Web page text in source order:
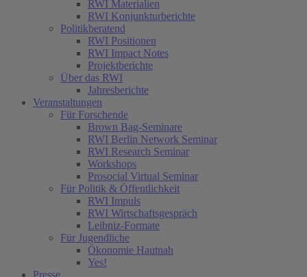
RWI Materialien
RWI Konjunkturberichte
Politikberatend
RWI Positionen
RWI Impact Notes
Projektberichte
Über das RWI
Jahresberichte
Veranstaltungen
Für Forschende
Brown Bag-Seminare
RWI Berlin Network Seminar
RWI Research Seminar
Workshops
Prosocial Virtual Seminar
Für Politik & Öffentlichkeit
RWI Impuls
RWI Wirtschaftsgespräch
Leibniz-Formate
Für Jugendliche
Ökonomie Hautnah
Yes!
Presse